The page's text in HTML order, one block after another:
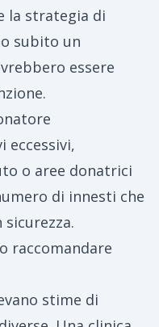
la strategia di
subito un
essere
eccessivi,
o aree donatrici
di innesti che
raccomandare
stime di